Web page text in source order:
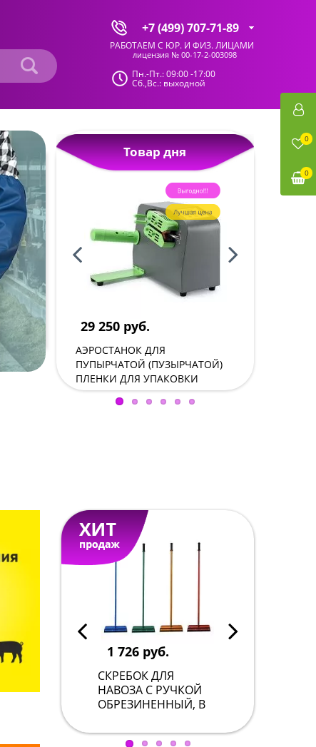
+7 (499) 707-71-89
РАБОТАЕМ С ЮР. И ФИЗ. ЛИЦАМИ
лицензия № 00-17-2-003098
Пн.-Пт.: 09:00 -17:00
Сб.,Вс.: выходной
Товар дня
29 250 руб.
АЭРОСТАНОК ДЛЯ
ПУПЫРЧАТОЙ (ПУЗЫРЧАТОЙ)
ПЛЕНКИ ДЛЯ УПАКОВКИ
1 726 руб.
СКРЕБОК ДЛЯ
НАВОЗА С РУЧКОЙ
ОБРЕЗИНЕННЫЙ, В
СМ, 40 СМ)
0
0